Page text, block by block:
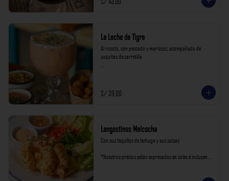
La Leche de Tigre
Al rocoto, con pescado y mariscos, acompañado de
yuquitas de carretilla
S/ 39.00
Langostinos Melcocha
Con sus taquitos de lechuga y sus salsas
*Nuestros precios están expresados en soles e incluyen